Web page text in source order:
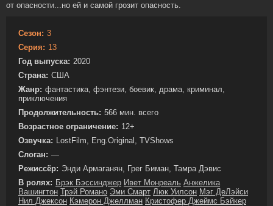
от опасности...но ей и самой грозит опасность.
Сезон: 3
Серия: 13
Год выпуска: 2020
Страна: США
Жанр: фантастика, фэнтези, боевик, драма, криминал,
приключения
Продолжительность: 566 мин. всего
Возрастное ограничение: 12+
Озвучка: LostFilm, Eng.Original, TVShows
Слоган: —
Режиссёр: Энди Армаганян, Грег Биман, Тамра Дэвис
В ролях: Брэк Бэссинджер Ивет Монреаль Анжелика
Вашингтон Трэй Романо Эми Смарт Люк Уилсон Мэг ДеЛэйси
Нил Джексон Кэмерон Джеллман Кристофер Джеймс Бэйкер